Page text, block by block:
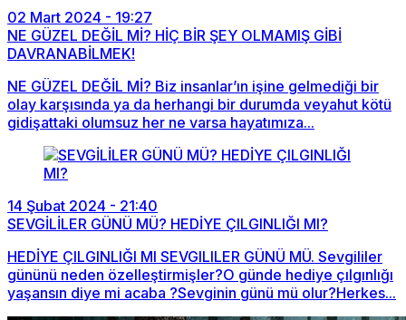
02 Mart 2024 - 19:27
NE GÜZEL DEĞİL Mİ? HİÇ BİR ŞEY OLMAMIŞ GİBİ
DAVRANABİLMEK!
NE GÜZEL DEĞİL Mİ? Biz insanlar’ın işine gelmediği bir
olay karşısında ya da herhangi bir durumda veyahut kötü
gidişattaki olumsuz her ne varsa hayatımıza...
14 Şubat 2024 - 21:40
SEVGİLİLER GÜNÜ MÜ? HEDİYE ÇILGINLIĞI MI?
HEDİYE ÇILGINLIĞI MI SEVGILILER GÜNÜ MÜ. Sevgililer
gününü neden özelleştirmişler?O günde hediye çılgınlığı
yaşansın diye mi acaba ?Sevginin günü mü olur?Herkes...